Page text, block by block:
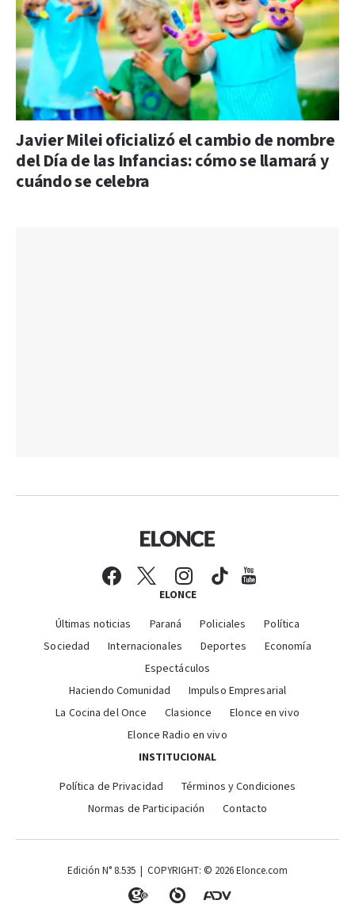
Javier Milei oficializó el cambio de nombre
del Día de las Infancias: cómo se llamará y
cuándo se celebra
ELONCE
Últimas noticias Paraná Policiales
Política
Sociedad
Internacionales Deportes
Economía
Espectáculos
Haciendo Comunidad
Impulso Empresarial
La Cocina del Once
Clasionce
Elonce en vivo
Elonce Radio en vivo
INSTITUCIONAL
Política de Privacidad
Términos y Condiciones
Normas de Participación
Contacto
Edición N° 8.535 | COPYRIGHT: © 2026 Elonce.com